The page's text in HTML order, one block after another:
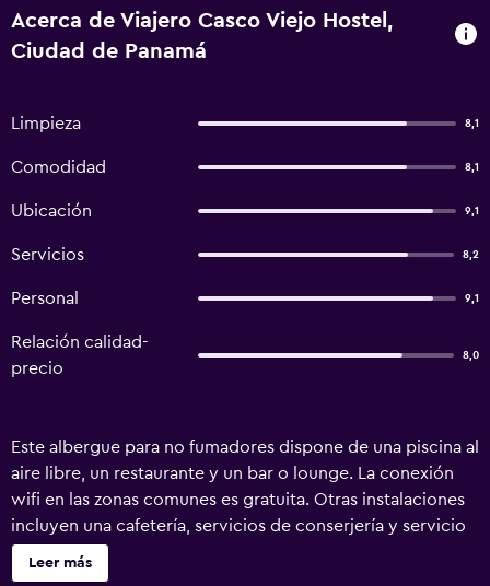
Acerca de Viajero Casco Viejo Hostel,
Ciudad de Panamá
Limpieza 8,1
Comodidad 8,1
Ubicación 9,1
Servicios 8,2
Personal 9,1
Relación calidad-
precio
8,0
Este albergue para no fumadores dispone de una piscina al
aire libre, un restaurante y un bar o lounge. La conexión
wifi en las zonas comunes es gratuita. Otras instalaciones
incluyen una cafetería, servicios de conserjería y servicio
de recepción 24 horas. Viajero Casco Viejo Hostel ofrece
166 alojamientos con aire acondicionado. Los huéspedes
Leer más